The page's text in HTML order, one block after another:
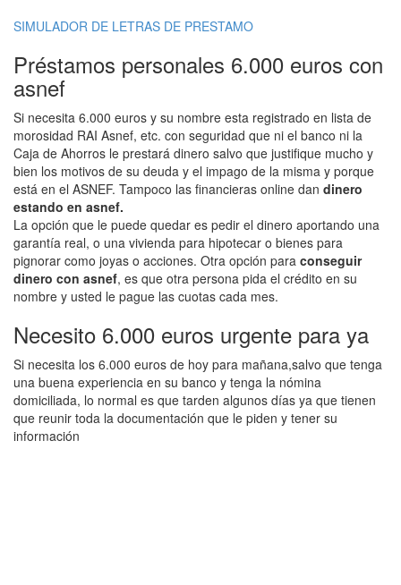
SIMULADOR DE LETRAS DE PRESTAMO
Préstamos personales 6.000 euros con
asnef
Si necesita 6.000 euros y su nombre esta registrado en lista de
morosidad RAI Asnef, etc. con seguridad que ni el banco ni la
Caja de Ahorros le prestará dinero salvo que justifique mucho y
bien los motivos de su deuda y el impago de la misma y porque
está en el ASNEF. Tampoco las financieras online dan dinero
estando en asnef.
La opción que le puede quedar es pedir el dinero aportando una
garantía real, o una vivienda para hipotecar o bienes para
pignorar como joyas o acciones. Otra opción para conseguir
dinero con asnef, es que otra persona pida el crédito en su
nombre y usted le pague las cuotas cada mes.
Necesito 6.000 euros urgente para ya
Si necesita los 6.000 euros de hoy para mañana,salvo que tenga
una buena experiencia en su banco y tenga la nómina
domiciliada, lo normal es que tarden algunos días ya que tienen
que reunir toda la documentación que le piden y tener su
información